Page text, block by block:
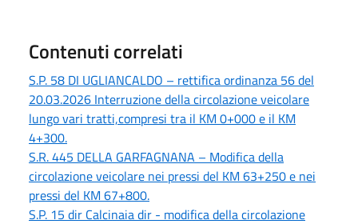
Contenuti correlati
S.P. 58 DI UGLIANCALDO – rettifica ordinanza 56 del
20.03.2026 Interruzione della circolazione veicolare
lungo vari tratti,compresi tra il KM 0+000 e il KM
4+300.
S.R. 445 DELLA GARFAGNANA – Modifica della
circolazione veicolare nei pressi del KM 63+250 e nei
pressi del KM 67+800.
S.P. 15 dir Calcinaia dir - modifica della circolazione